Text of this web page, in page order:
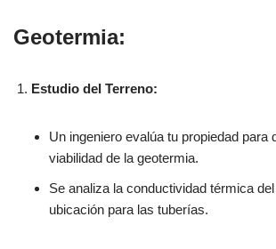
Geotermia:
Estudio del Terreno:
Un ingeniero evalúa tu propiedad para
viabilidad de la geotermia.
Se analiza la conductividad térmica
ubicación para las tuberías.